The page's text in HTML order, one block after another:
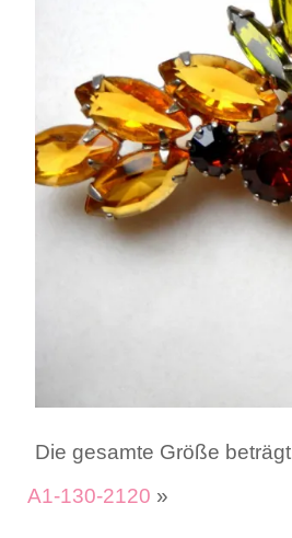
Die gesamte Größe beträgt
A1-130-2120 »